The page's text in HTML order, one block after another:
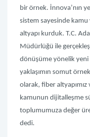
bir örnek. İnnova’nın
sistem sayesinde
altyapı kurduk. T.C.
Müdürlüğü ile
dönüşüme yönelik
yaklaşımın somut
olarak, fiber
kamunun dijitalleşme
toplumumuza değer
dedi.